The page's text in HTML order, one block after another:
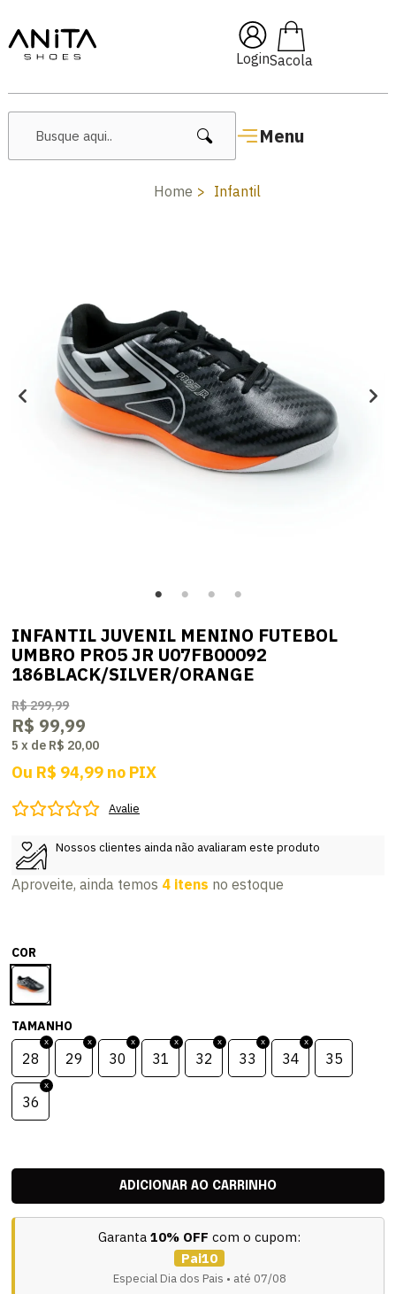
Login
Menu
🔥 Lançamentos Femininos
Home Infantil
INFANTIL JUVENIL MENINO FUTEBOL
UMBRO PRO5 JR U07FB00092
186BLACK/SILVER/ORANGE
R$ 299,99
R$ 99,99
5 x de R$ 20,00
Ou R$ 94,99 no PIX
Avalie
Nossos clientes ainda não avaliaram este produto
Aproveite, ainda temos 4 itens no estoque
COR
TAMANHO
28 29 30 31 32 33 34 35
36
Garanta 10% OFF com o cupom:
Pai10
Especial Dia dos Pais • até 07/08